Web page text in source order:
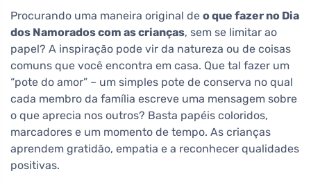
Procurando uma maneira original de o que fazer no Dia
dos Namorados com as crianças, sem se limitar ao
papel? A inspiração pode vir da natureza ou de coisas
comuns que você encontra em casa. Que tal fazer um
“pote do amor” – um simples pote de conserva no qual
cada membro da família escreve uma mensagem sobre
o que aprecia nos outros? Basta papéis coloridos,
marcadores e um momento de tempo. As crianças
aprendem gratidão, empatia e a reconhecer qualidades
positivas.